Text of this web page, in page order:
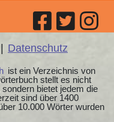
Datenschutz
ist ein Verzeichnis von
stellt es nicht
bietet jedem die
sind über 1400
10.000 Wörter wurden